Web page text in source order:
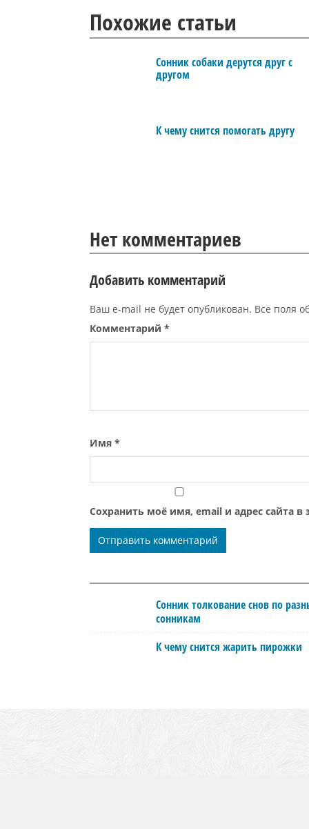
Похожие статьи
Сонник собаки дерутся друг с
другом
К чему снится помогать другу
Нет комментариев
Добавить комментарий
Ваш e-mail не будет опубликован. Все поля
Комментарий *
Имя *
Сохранить моё имя, email и адрес сайта
Сонник толкование снов по
сонникам
К чему снится жарить пирожки